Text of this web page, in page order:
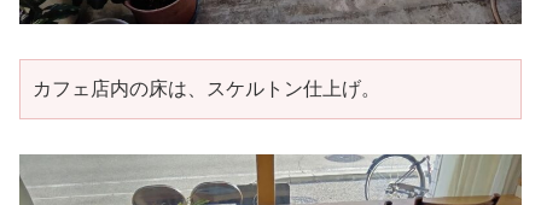
カフェ店内の床は、スケルトン仕上げ。